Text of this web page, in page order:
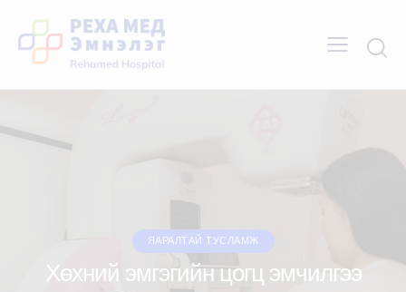
ЯАРАЛТАЙ ТУСЛАМЖ
Хөхний эмгэгийн цогц эмчилгээ